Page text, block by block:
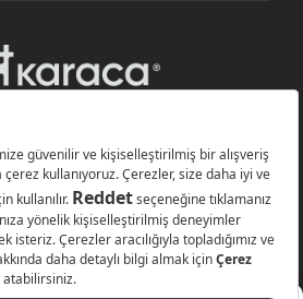
kullanılan bazı görseller yapay zekâ (AI) ile üretilmiştir.
Züccaciye A.Ş. Tüm hakları saklıdır.